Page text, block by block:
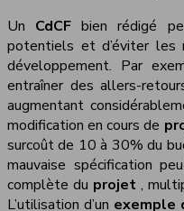
Un CdCFbien rédigé
potentiels et d’éviter les
développement. Par
entraîner des allers-
augmentant
modification en cours de
surcoût de 10 à 30% du
mauvaise spécification
complète du projet,
L’utilisation d’un exemple